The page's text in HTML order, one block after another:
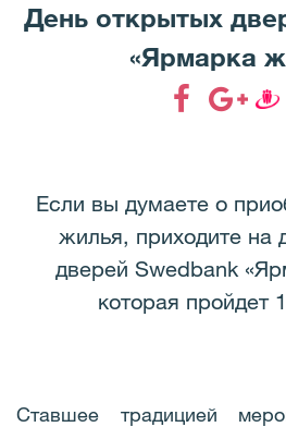
День открытых
«Ярмарка
Если вы думаете о
жилья, приходите на
дверей Swedbank
которaя пройдет
Ставшее традицией